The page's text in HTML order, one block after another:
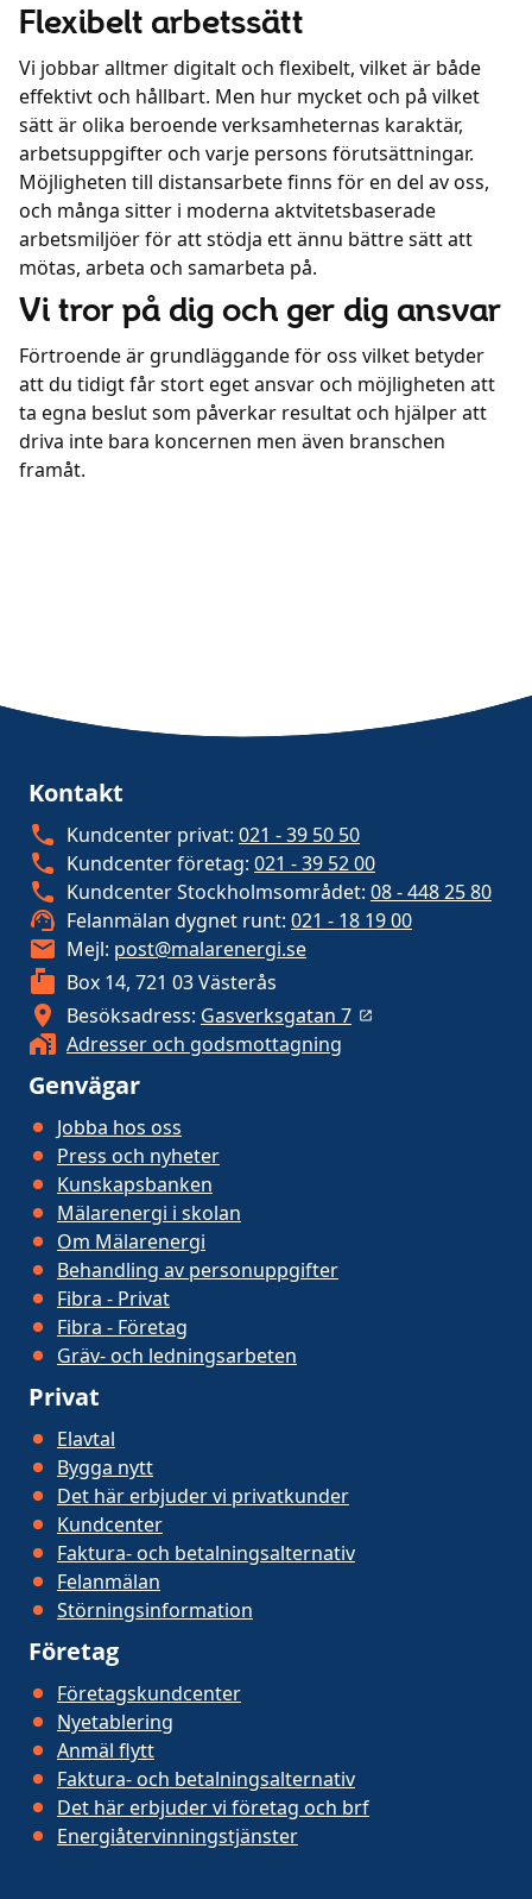
Flexibelt arbetssätt
Vi jobbar alltmer digitalt och flexibelt, vilket är både
effektivt och hållbart. Men hur mycket och på vilket
sätt är olika beroende verksamheternas karaktär,
arbetsuppgifter och varje persons förutsättningar.
Möjligheten till distansarbete finns för en del av oss,
och många sitter i moderna aktvitetsbaserade
arbetsmiljöer för att stödja ett ännu bättre sätt att
mötas, arbeta och samarbeta på.
Vi tror på dig och ger dig ansvar
Förtroende är grundläggande för oss vilket betyder
att du tidigt får stort eget ansvar och möjligheten att
ta egna beslut som påverkar resultat och hjälper att
driva inte bara koncernen men även branschen
framåt.
Kontakt
Kundcenter privat: 021 - 39 50 50
Kundcenter företag: 021 - 39 52 00
Kundcenter Stockholmsområdet: 08 - 448 25 80
Felanmälan dygnet runt: 021 - 18 19 00
Mejl: post@malarenergi.se
Box 14, 721 03 Västerås
Besöksadress: Gasverksgatan 7
Adresser och godsmottagning
Genvägar
Jobba hos oss
Press och nyheter
Kunskapsbanken
Mälarenergi i skolan
Om Mälarenergi
Behandling av personuppgifter
Fibra - Privat
Fibra - Företag
Gräv- och ledningsarbeten
Privat
Elavtal
Bygga nytt
Det här erbjuder vi privatkunder
Kundcenter
Faktura- och betalningsalternativ
Felanmälan
Störningsinformation
Företag
Företagskundcenter
Nyetablering
Anmäl flytt
Faktura- och betalningsalternativ
Det här erbjuder vi företag och brf
Energiåtervinningstjänster